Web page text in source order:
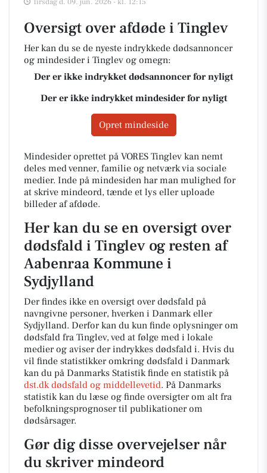
Oversigt over afdøde i Tinglev
Her kan du se de nyeste indrykkede dødsannoncer
og mindesider i Tinglev og omegn:
Der er ikke indrykket dødsannoncer for nyligt
Der er ikke indrykket mindesider for nyligt
Opret mindeside
Mindesider oprettet på VORES Tinglev kan nemt
deles med venner, familie og netværk via sociale
medier. Inde på mindesiden har man mulighed for
at skrive mindeord, tænde et lys eller uploade
billeder af afdøde.
Her kan du se en oversigt over
dødsfald i Tinglev og resten af
Aabenraa Kommune i
Sydjylland
Der findes ikke en oversigt over dødsfald på
navngivne personer, hverken i Danmark eller
Sydjylland. Derfor kan du kun finde oplysninger om
dødsfald fra Tinglev, ved at følge med i lokale
medier og aviser der indrykkes dødsfald i. Hvis du
vil finde statistikker omkring dødsfald i Danmark
kan du på Danmarks Statistik finde en statistik på
dst.dk dødsfald og middellevetid. På Danmarks
statistik kan du læse og finde oversigter om alt fra
befolkningsprognoser til publikationer om
dødsårsager.
Gør dig disse overvejelser når
du skriver mindeord